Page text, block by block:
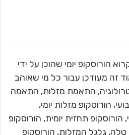
הורוסקופ יומי שהוכן על ידי
זה מעודכן עבור כל מי שאוהב
התאמת מזלות, התאמה
הורוסקופ מזלות יומי,
הורוסקופ תחזית יומית, הורוסקופ
גלגל המזלות, הורוסקופ